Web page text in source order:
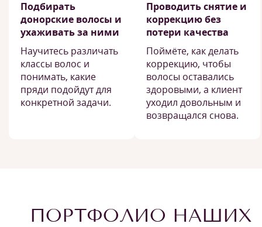
Подбирать
донорские волосы и
ухаживать за ними
Научитесь различать
классы волос и
понимать, какие
пряди подойдут для
конкретной задачи.
Проводить снятие и
коррекцию без
потери качества
Поймёте, как делать
коррекцию, чтобы
волосы оставались
здоровыми, а клиент
уходил довольным и
возвращался снова.
ПОРТФОЛИО НАШИХ